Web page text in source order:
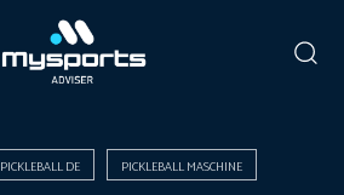
PICKLEBALL DE PICKLEBALL MASCHINE